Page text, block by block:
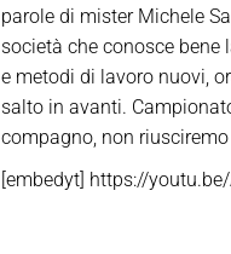
parole di mister Michele
società che conosce
e metodi di lavoro nuovi,
salto in avanti.
compagno, non
[embedyt] https://